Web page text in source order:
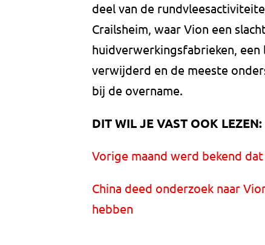
deel van de
Crailsheim, waar Vion een
huidverwerkingsfabrieken,
verwijderd en de meeste
bij de overname.
DIT WIL JE VAST OOK LEZEN:
Vorige maand werd bekend
China deed onderzoek naar
hebben